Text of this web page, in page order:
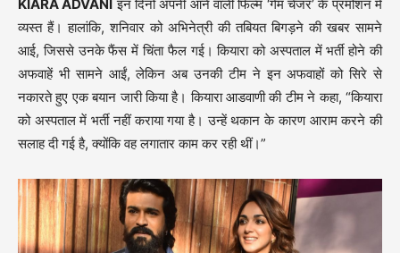
KIARA ADVANI इन दिनों अपनी आने वाली फिल्म ‘गेम चेंजर’ के प्रमोशन में
व्यस्त हैं। हालांकि, शनिवार को अभिनेत्री की तबियत बिगड़ने की खबर सामने
आई, जिससे उनके फैंस में चिंता फैल गई। कियारा को अस्पताल में भर्ती होने की
अफवाहें भी सामने आईं, लेकिन अब उनकी टीम ने इन अफवाहों को सिरे से
नकारते हुए एक बयान जारी किया है। कियारा आडवाणी की टीम ने कहा, “कियारा
को अस्पताल में भर्ती नहीं कराया गया है। उन्हें थकान के कारण आराम करने की
सलाह दी गई है, क्योंकि वह लगातार काम कर रही थीं।”